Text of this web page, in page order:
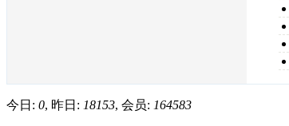
今日: 0, 昨日: 18153, 会员: 164583